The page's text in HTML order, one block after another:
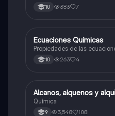
10 383 7
Química
Ecuaciones Químicas
Propiedades de las
10 263 4
Química
Alcanos, alquenos y
Química
9 3,548 108